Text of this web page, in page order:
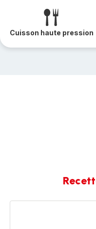
Cuisson haute pression